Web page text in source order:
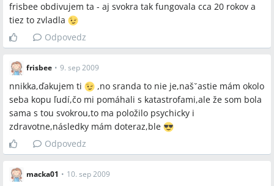
frisbee obdivujem ta - aj svokra tak fungovala cca 20 rokov a
tiez to zvladla
Odpovedz
frisbee • 9. sep 2009
nnikka,ďakujem ti
,no sranda to nie je,našˇastie mám okolo
seba kopu ľudí,čo mi pomáhali s katastrofami,ale že som bola
sama s tou svokrou,to ma položilo psychicky i
zdravotne,následky mám doteraz,ble
Odpovedz
macka01 • 10. sep 2009